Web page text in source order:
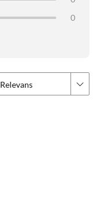
0
Relevans